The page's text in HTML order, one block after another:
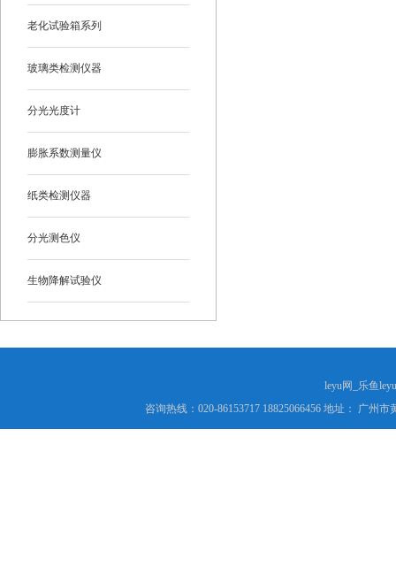
老化试验箱系列
玻璃类检测仪器
分光光度计
膨胀系数测量仪
纸类检测仪器
分光测色仪
生物降解试验仪
leyu网_乐鱼
咨询热线：020-86153717 18825066456 地址： 广州